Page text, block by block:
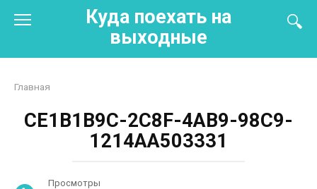
Куда поехать на
выходные
Главная
CE1B1B9C-2C8F-4AB9-98C9-
1214AA503331
Просмотры